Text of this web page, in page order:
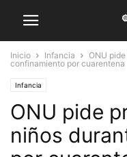
Inicio Infancia
ONU
confinamiento por cuarentena
Infancia
ONU pide
niños